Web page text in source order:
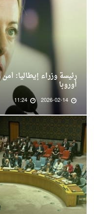
رئيسة وزراء إيطاليا:
أوروبا
2026-02-14
11:24